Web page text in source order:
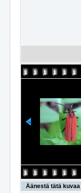
Äänestä tätä kuvaa